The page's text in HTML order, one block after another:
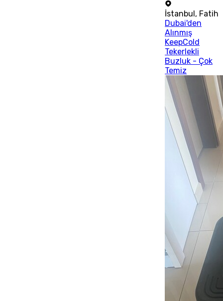
İstanbul, Fatih
Dubai'den
Alınmış
KeepCold
Tekerlekli
Buzluk - Çok
Temiz